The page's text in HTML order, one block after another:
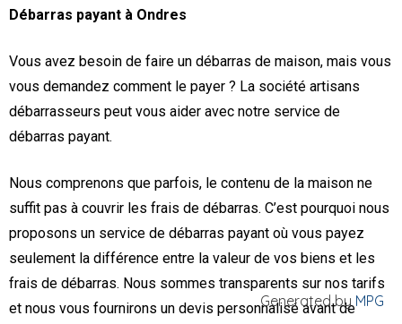
Débarras payant à Ondres
Vous avez besoin de faire un débarras de maison, mais vous
vous demandez comment le payer ? La société artisans
débarrasseurs peut vous aider avec notre service de
débarras payant.
Nous comprenons que parfois, le contenu de la maison ne
suffit pas à couvrir les frais de débarras. C’est pourquoi nous
proposons un service de débarras payant où vous payez
seulement la différence entre la valeur de vos biens et les
frais de débarras. Nous sommes transparents sur nos tarifs
et nous vous fournirons un devis personnalisé avant de
Generated byMPG